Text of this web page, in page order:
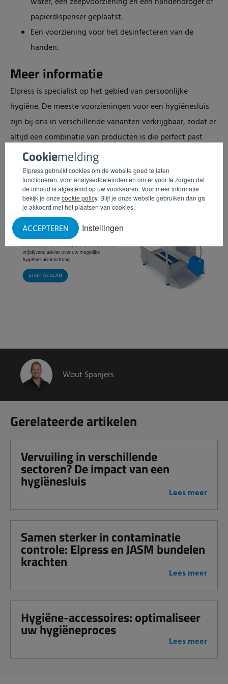
Cookiemelding
Elpress gebruikt cookies om de website goed te laten
functioneren, voor analysedoeleinden en om er voor te zorgen dat
de inhoud is afgestemd op uw voorkeuren. Voor meer informatie
bekijk je onze cookie policy. Blijf je onze website gebruiken dan ga
je akkoord met het plaatsen van cookies.
Instellingen
ACCEPTEREN
papierdispenser geplaatst.
Een voorziening voor het desinfecteren van de
handen.
Meer informatie
Elpress is specialist op het gebied van persoonlijke
hygiëne. De meeste voorzieningen voor een hygiënesluis
zijn bij ons in verschillende varianten verkrijgbaar, zodat er
altijd een combinatie van producten is die perfect past
binnen uw hygiënemanagement en uw beschikbare
budget. Benieuwd wat past bij uw bedrijf? Vul de speciale
Hygiënesluis scanin.
Wout Spanjers
Gerelateerde artikelen
Vervuiling in verschillende
sectoren? De impact van een
hygiënesluis
Lees meer
Samen sterker in contaminatie
controle: Elpress en JASM bundelen
krachten
Lees meer
Hygiëne-accessoires: optimaliseer
uw hygiëneproces
Lees meer